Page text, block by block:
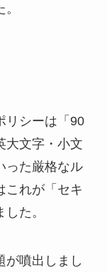
リシーは「90
大文字・小文
った厳格なル
これが「セキ
た。
が噴出しまし